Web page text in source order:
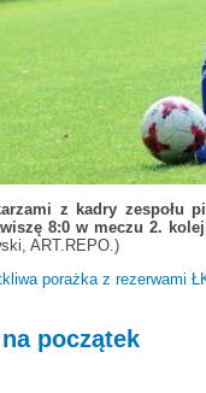
z kadry zespołu
8:0 w meczu 2.
ART.REPO.)
porażka z rezerwami
początek